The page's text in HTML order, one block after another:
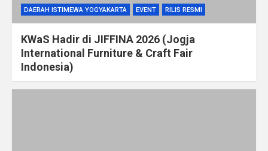
DAERAH ISTIMEWA YOGYAKARTA EVENT RILIS RESMI
KWaS Hadir di JIFFINA 2026 (Jogja
International Furniture & Craft Fair
Indonesia)